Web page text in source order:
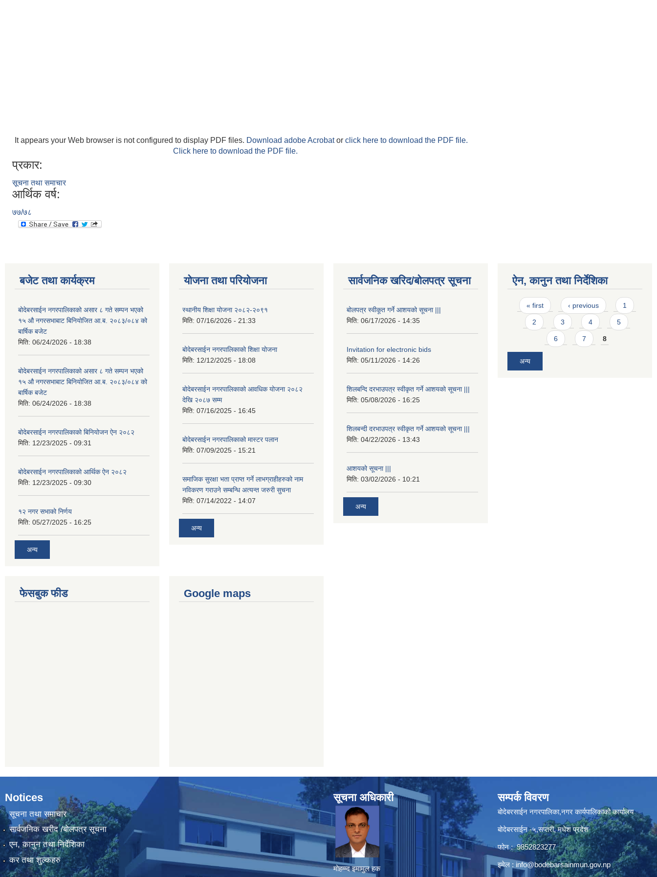
It appears your Web browser is not configured to display PDF files. Download adobe Acrobator click here to download the PDF file.
Click here to download the PDF file.
प्रकार:
सूचना तथा समाचार
आर्थिक वर्ष:
७७/७८
बजेट तथा कार्यक्रम
बोदेबरसाईन नगरपालिकाको असार ८ गते सम्पन भएको
१५ ‍‍‍औ नगरसभाबाट बिनियोजित आ.ब. २०८३/०८४ को
बार्षिक बजेट
मिति: 06/24/2026 - 18:38
बोदेबरसाईन नगरपालिकाको असार ८ गते सम्पन भएको
१५ ‍‍‍औ नगरसभाबाट बिनियोजित आ.ब. २०८३/०८४ को
बार्षिक बजेट
मिति: 06/24/2026 - 18:38
बोदेबरसाईन नगरपालिकाको बिनियोजन ऐन २०८२
मिति: 12/23/2025 - 09:31
बोदेबरसाईन नगरपालिकाको आर्थिक ऐन २०८२
मिति: 12/23/2025 - 09:30
१२ नगर सभाको निर्णय
मिति: 05/27/2025 - 16:25
अन्य
योजना तथा परियोजना
स्थानीय शिक्षा योजना २०८२-२०९१
मिति: 07/16/2026 - 21:33
बोदेबरसाईन नगरपालिकाको शिक्षा योजना
मिति: 12/12/2025 - 18:08
बोदेबरसाईन नगरपालिकाको आवधिक योजना २०८२
देखि २०८७ सम्म
मिति: 07/16/2025 - 16:45
बोदेबरसाईन नगरपालिकाको मास्टर पलान
मिति: 07/09/2025 - 15:21
समाजिक सुरक्षा भता प्राप्त गर्ने लाभग्राहीहरुको नाम
नविकरण गराउने सम्बन्धि अत्यन्त जरुरी सुचना
मिति: 07/14/2022 - 14:07
अन्य
सार्वजनिक खरिद/बोलपत्र सूचना
बोलपत्र स्वीकूत गर्ने आशयको सूचना |||
मिति: 06/17/2026 - 14:35
Invitation for electronic bids
मिति: 05/11/2026 - 14:26
शिलबन्दि दरभाउपत्र स्वीकृत गर्ने आशयको सूचना |||
मिति: 05/08/2026 - 16:25
शिलबन्दी दरभाउपत्र स्वीकृत गर्ने आशयको सूचना |||
मिति: 04/22/2026 - 13:43
आशयको सूचना |||
मिति: 03/02/2026 - 10:21
अन्य
ऐन, कानुन तथा निर्देशिका
Pages
« first ‹ previous 1
2 3 4 5
6 7 8
अन्य
फेसबुक फीड Google maps
Notices
सूचना तथा समाचार
सार्वजनिक खरीद /बोलपत्र सूचना
एन, कानुन तथा निर्देशिका
कर तथा शुल्कहरु
सूचना अधिकारी
मोहम्म्द इमामुल हक
सम्पर्क विवरण
बोदेबरसाईन नगरपालिका,नगर कार्यपालिकाको कार्यालय
बोदेबरसाईन -५,सप्तरी, मधेश प्रदेश
फोन : 9852823277
इमेल : info@bodebarsainmun.gov.np